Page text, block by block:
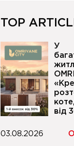
TOP
У
від
03.08.2026